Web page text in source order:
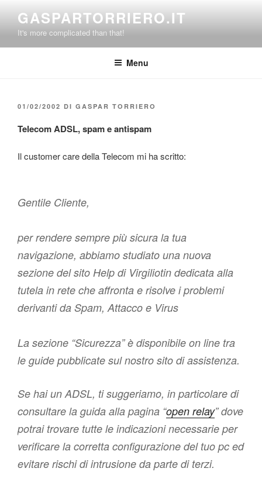
contenuto
GASPARTORRIERO.IT
It's more complicated than that!
Menu
PUBBLICATO
01/02/2002 DI GASPAR TORRIERO
Telecom ADSL, spam e antispam
Il customer care della Telecom mi ha scritto:
Gentile Cliente,
per rendere sempre più sicura la tua
navigazione, abbiamo studiato una nuova
sezione del sito Help di Virgiliotin dedicata alla
tutela in rete che affronta e risolve i problemi
derivanti da Spam, Attacco e Virus
La sezione “Sicurezza” è disponibile on line tra
le guide pubblicate sul nostro sito di assistenza.
Se hai un ADSL, ti suggeriamo, in particolare di
consultare la guida alla pagina “open relay” dove
potrai trovare tutte le indicazioni necessarie per
verificare la corretta configurazione del tuo pc ed
evitare rischi di intrusione da parte di terzi.